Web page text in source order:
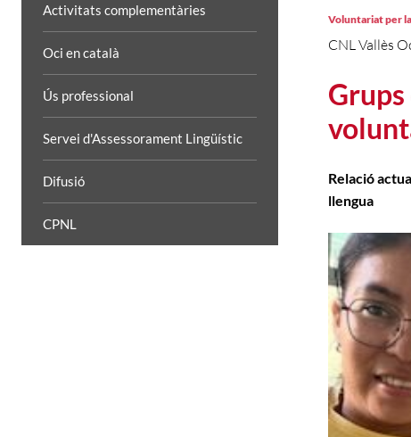
Activitats complementàries
Oci en català
Ús professional
Servei d'Assessorament Lingüístic
Difusió
CPNL
CNL Vallès
Voluntariat per
Relació
llengua